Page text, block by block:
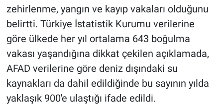
zehirlenme, yangın ve kayıp vakaları olduğunu
belirtti. Türkiye İstatistik Kurumu verilerine
göre ülkede her yıl ortalama 643 boğulma
vakası yaşandığına dikkat çekilen açıklamada,
AFAD verilerine göre deniz dışındaki su
kaynakları da dahil edildiğinde bu sayının yılda
yaklaşık 900'e ulaştığı ifade edildi.